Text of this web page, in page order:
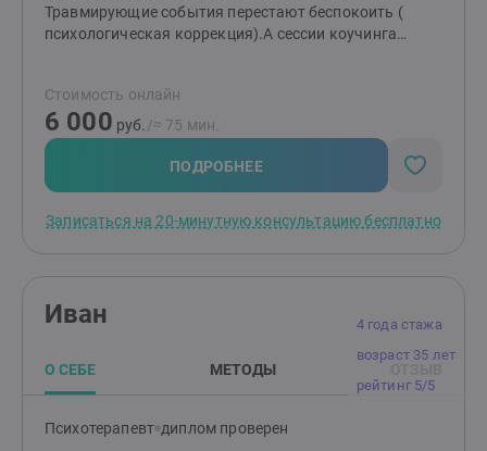
Травмирующие события перестают беспокоить (
психологическая коррекция).А сессии коучинга
Стоимость онлайн
6 000 руб. /≈ 75 мин.
ПОДРОБНЕЕ
Записаться на 20-минутную консультацию бесплатно
4 года стажа
возраст 35 лет
рейтинг 5/5
Иван
О СЕБЕ МЕТОДЫ
Психотерапевт диплом проверен